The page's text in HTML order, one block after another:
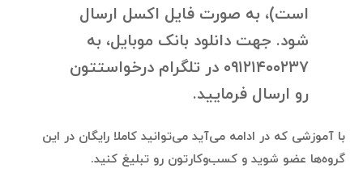
است)، به صورت فایل اکسل ارسال
شود. جهت دانلود بانک موبایل، به
۰۹۱۲۱۴۰۰۲۳۷ در تلگرام درخواستتون
رو ارسال فرمایید.
با آموزشی که در ادامه می‌آید می‌توانید کاملا رایگان در این
گروه‌ها عضو شوید و کسب‌وکارتون رو تبلیغ کنید.